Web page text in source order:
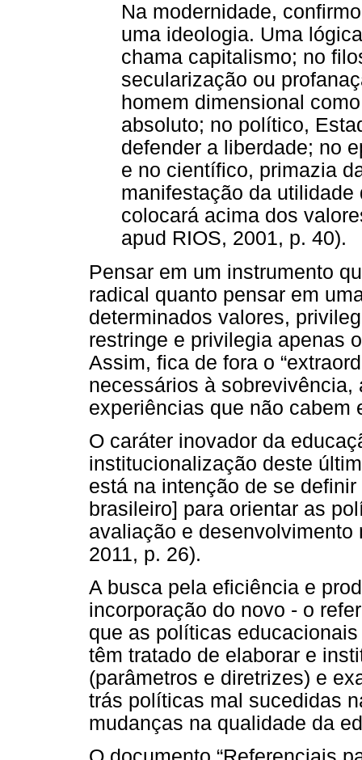
Na modernidade,
uma ideologia. Uma
chama capitalismo; no
secularização ou
homem dimensional
absoluto; no político,
defender a liberdade; no
e no científico, primazia
manifestação da
colocará acima dos
apud RIOS, 2001, p. 40).
Pensar em um instrumento
radical quanto pensar em
determinados valores,
restringe e privilegia apenas
Assim, fica de fora o
necessários à sobrevivência,
experiências que não cabem
O caráter inovador da
institucionalização deste
está na intenção de se
brasileiro] para orientar as
avaliação e desenvolvimento
2011, p. 26).
A busca pela eficiência e
incorporação do novo - o
que as políticas
têm tratado de elaborar e
(parâmetros e diretrizes) e
trás políticas mal sucedidas
mudanças na qualidade da